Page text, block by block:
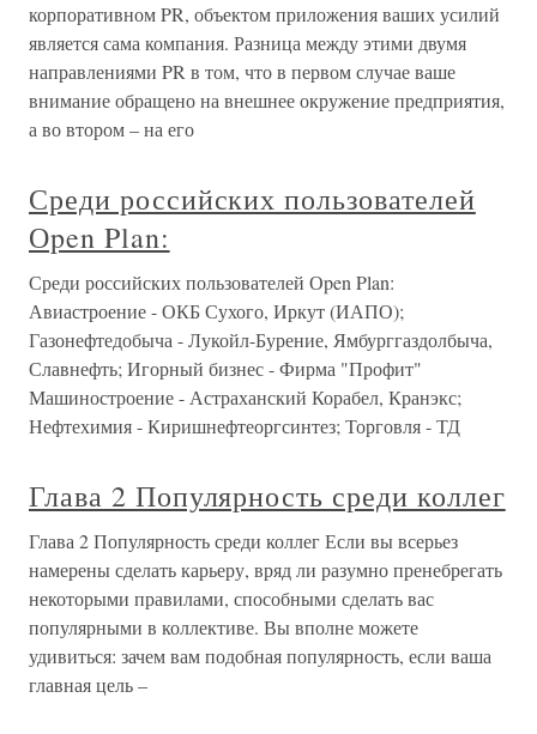
корпоративном PR, объектом приложения ваших усилий
является сама компания. Разница между этими двумя
направлениями PR в том, что в первом случае ваше
внимание обращено на внешнее окружение предприятия,
а во втором – на его
Среди российских пользователей
Оpen Plan:
Среди российских пользователей Оpen Plan:
Авиастроение - ОКБ Сухого, Иркут (ИАПО);
Газонефтедобыча - Лукойл-Бурение, Ямбурггаздолбыча,
Славнефть; Игорный бизнес - Фирма "Профит"
Машиностроение - Астраханский Корабел, Кранэкс;
Нефтехимия - Киришнефтеоргсинтез; Торговля - ТД
Глава 2 Популярность среди коллег
Глава 2 Популярность среди коллег Если вы всерьез
намерены сделать карьеру, вряд ли разумно пренебрегать
некоторыми правилами, способными сделать вас
популярными в коллективе. Вы вполне можете
удивиться: зачем вам подобная популярность, если ваша
главная цель –